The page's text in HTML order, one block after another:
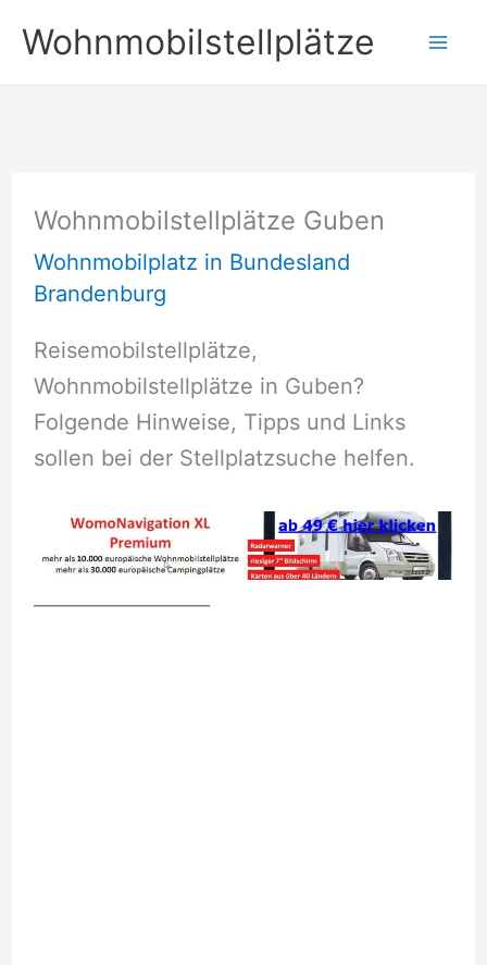
Inhalt
springen
Wohnmobilstellplätze
Wohnmobilstellplätze Guben
Wohnmobilplatz in Bundesland
Brandenburg
Reisemobilstellplätze,
Wohnmobilstellplätze in Guben?
Folgende Hinweise, Tipps und Links
sollen bei der Stellplatzsuche helfen.